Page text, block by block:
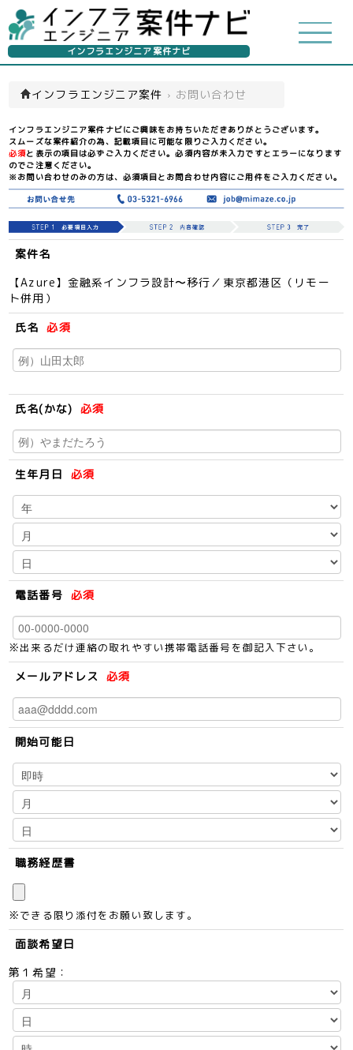
インフラエンジニア案件ナビ
インフラエンジニア案件 › お問い合わせ
インフラエンジニア案件ナビにご興味をお持ちいただきありがとうございます。
スムーズな案件紹介の為、記載項目に可能な限りご入力ください。
必須と表示の項目は必ずご入力ください。必須内容が未入力ですとエラーになります
のでご注意ください。
※お問い合わせのみの方は、必須項目とお問合わせ内容にご用件をご入力ください。
案件名
【Azure】金融系インフラ設計〜移行／東京都港区（リモー
ト併用）
氏名 必須
氏名(かな) 必須
生年月日 必須
電話番号 必須
※出来るだけ連絡の取れやすい携帯電話番号を御記入下さい。
メールアドレス 必須
開始可能日
職務経歴書
※できる限り添付をお願い致します。
面談希望日
第１希望：